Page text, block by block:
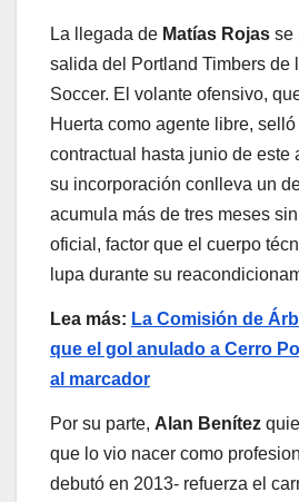
La llegada de Matías Rojas se
salida del Portland Timbers de
Soccer. El volante ofensivo,
Huerta como agente libre,
contractual hasta junio de este
su incorporación conlleva un
acumula más de tres meses
oficial, factor que el cuerpo
lupa durante su
Lea más: La Comisión de
que el gol anulado a Cerro
al marcador
Por su parte, Alan Benítez
que lo vio nacer como
debutó en 2013- refuerza el